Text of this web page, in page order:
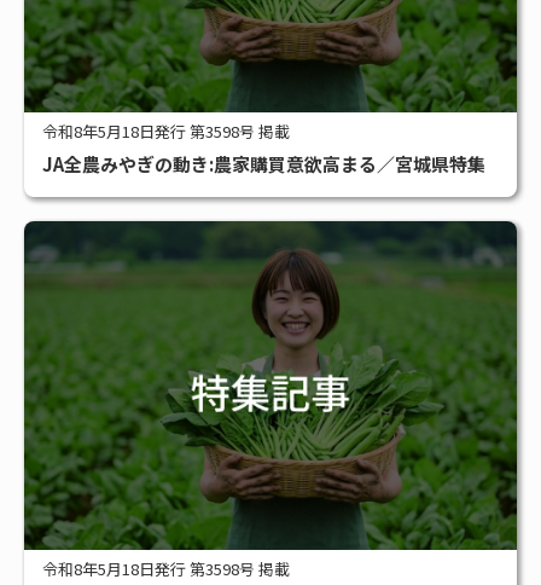
令和8年5月18日発行 第3598号 掲載
JA全農みやぎの動き:農家購買意欲高まる／宮城県特集
令和8年5月18日発行 第3598号 掲載